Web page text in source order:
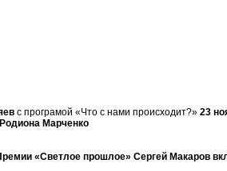
с програмой «Что с нами происходит?» 23
Родиона Марченко
«Светлое прошлое» Сергей Макаров